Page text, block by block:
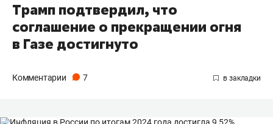
Трамп подтвердил, что
соглашение о прекращении огня
в Газе достигнуто
Комментарии 7